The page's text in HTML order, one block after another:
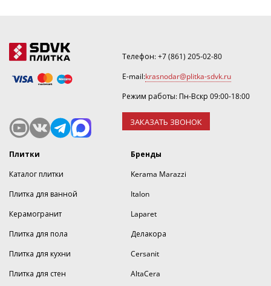
Телефон:+7 (861) 205-02-80
E-mail:krasnodar@plitka-sdvk.ru
Режим работы: Пн-Вскр 09:00-18:00
ЗАКАЗАТЬ ЗВОНОК
Плитки
Каталог плитки
Плитка для ванной
Керамогранит
Плитка для пола
Плитка для кухни
Плитка для стен
Бренды
Kerama Marazzi
Italon
Laparet
Делакора
Cersanit
AltaCera